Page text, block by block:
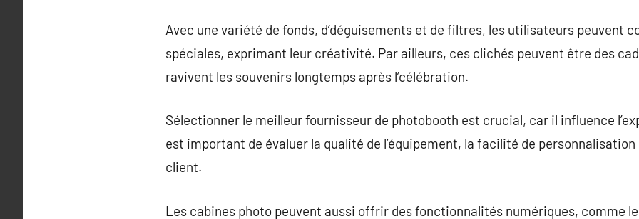
Avec une variété de fonds, d’déguisements et de filtres, les utilisateurs peuvent
spéciales, exprimant leur créativité. Par ailleurs, ces clichés peuvent être des
ravivent les souvenirs longtemps après l’célébration.
Sélectionner le meilleur fournisseur de photobooth est crucial, car il influence
est important de évaluer la qualité de l’équipement, la facilité de
client.
Les cabines photo peuvent aussi offrir des fonctionnalités numériques, comme